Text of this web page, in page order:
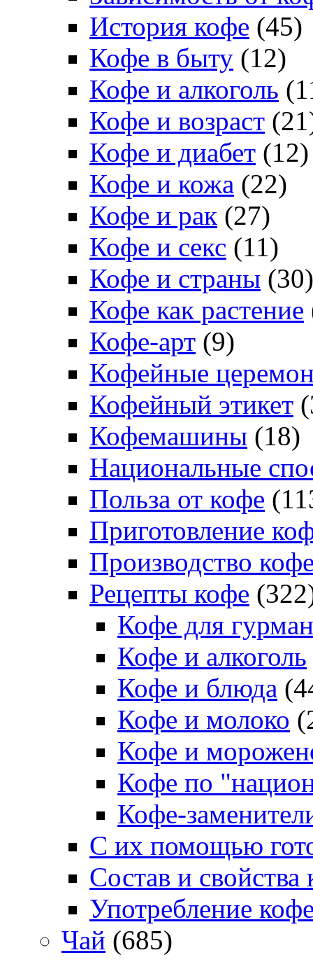
История кофе (45)
Кофе в быту (12)
Кофе и алкоголь
Кофе и возраст
Кофе и диабет (12)
Кофе и кожа (22)
Кофе и рак (27)
Кофе и секс (11)
Кофе и страны (30)
Кофе как растение
Кофе-арт (9)
Кофейные
Кофейный этикет
Кофемашины (18)
Национальные
Польза от кофе
Приготовление
Производство
Рецепты кофе
Кофе для
Кофе и алкоголь
Кофе и блюда
Кофе и молоко
Кофе и
Кофе по
Кофе-
С их помощью
Состав и свойства
Употребление
Чай (685)